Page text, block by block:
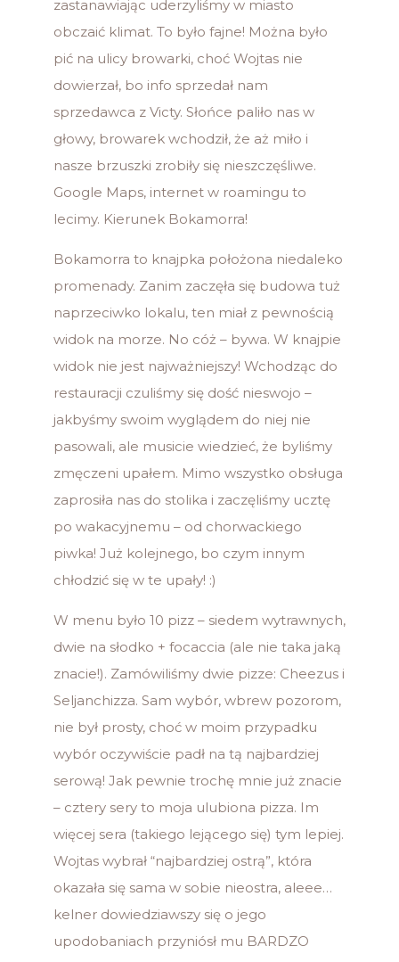
zastanawiając uderzyliśmy w miasto
obczaić klimat. To było fajne! Można było
pić na ulicy browarki, choć Wojtas nie
dowierzał, bo info sprzedał nam
sprzedawca z Victy. Słońce paliło nas w
głowy, browarek wchodził, że aż miło i
nasze brzuszki zrobiły się nieszczęśliwe.
Google Maps, internet w roamingu to
lecimy. Kierunek Bokamorra!
Bokamorra to knajpka położona niedaleko
promenady. Zanim zaczęła się budowa tuż
naprzeciwko lokalu, ten miał z pewnością
widok na morze. No cóż – bywa. W knajpie
widok nie jest najważniejszy! Wchodząc do
restauracji czuliśmy się dość nieswojo –
jakbyśmy swoim wyglądem do niej nie
pasowali, ale musicie wiedzieć, że byliśmy
zmęczeni upałem. Mimo wszystko obsługa
zaprosiła nas do stolika i zaczęliśmy ucztę
po wakacyjnemu – od chorwackiego
piwka! Już kolejnego, bo czym innym
chłodzić się w te upały! :)
W menu było 10 pizz – siedem wytrawnych,
dwie na słodko + focaccia (ale nie taka jaką
znacie!). Zamówiliśmy dwie pizze: Cheezus i
Seljanchizza. Sam wybór, wbrew pozorom,
nie był prosty, choć w moim przypadku
wybór oczywiście padł na tą najbardziej
serową! Jak pewnie trochę mnie już znacie
– cztery sery to moja ulubiona pizza. Im
więcej sera (takiego lejącego się) tym lepiej.
Wojtas wybrał “najbardziej ostrą”, która
okazała się sama w sobie nieostra, aleee…
kelner dowiedziawszy się o jego
upodobaniach przyniósł mu BARDZO